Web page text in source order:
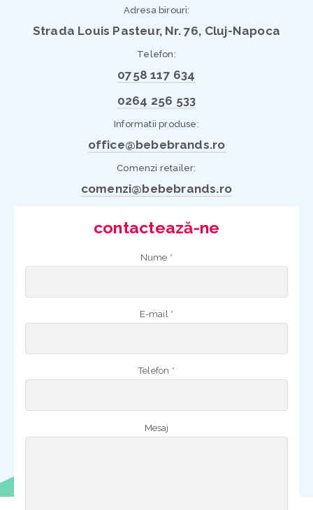
Adresa birouri:
Strada Louis Pasteur, Nr. 76, Cluj-Napoca
Telefon:
0758 117 634
0264 256 533
Informatii produse:
office@bebebrands.ro
Comenzi retailer:
comenzi@bebebrands.ro
contactează-ne
Nume *
E-mail *
Telefon *
Mesaj